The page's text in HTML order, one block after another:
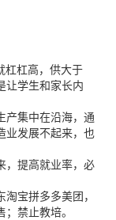
杠杠高，供大于
让学生和家长内
产集中在沿海，通
业发展不起来，也
，提高就业率，必
宝拼多多美团，
禁止教培。